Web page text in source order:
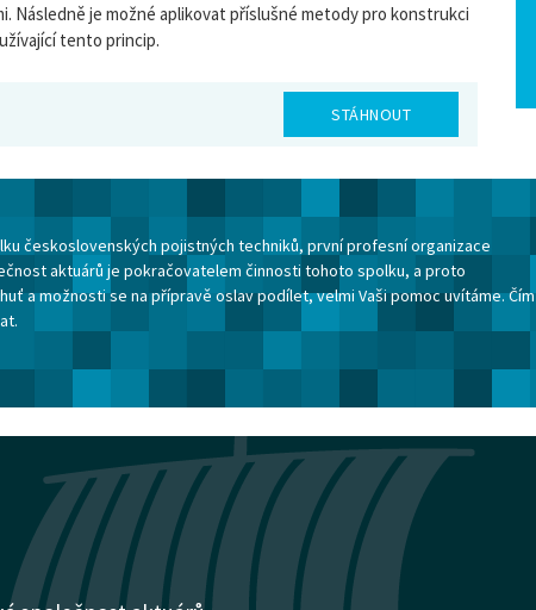
Následně je možné aplikovat příslušné metody pro konstrukci
tento princip.
STÁHNOUT
československých pojistných techniků, první profesní organizace
aktuárů je pokračovatelem činnosti tohoto spolku, a proto
a možnosti se na přípravě oslav podílet, velmi Vaši pomoc uvítáme. Čím